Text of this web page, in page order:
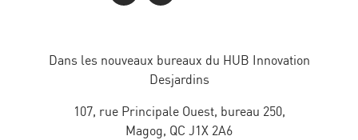
Dans les nouveaux bureaux du HUB Innovation
Desjardins
107, rue Principale Ouest, bureau 250,
Magog, QC J1X 2A6